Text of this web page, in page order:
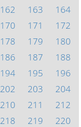
162 163
164
170 171
172
178 179
180
186 187
188
194 195
196
202 203
204
210 211
212
218 219
220